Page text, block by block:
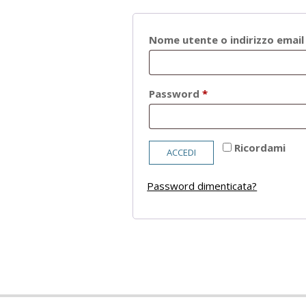
Nome utente o indirizzo
Password*Richiesto
Ricordami
ACCEDI
Password dimenticata?
05-